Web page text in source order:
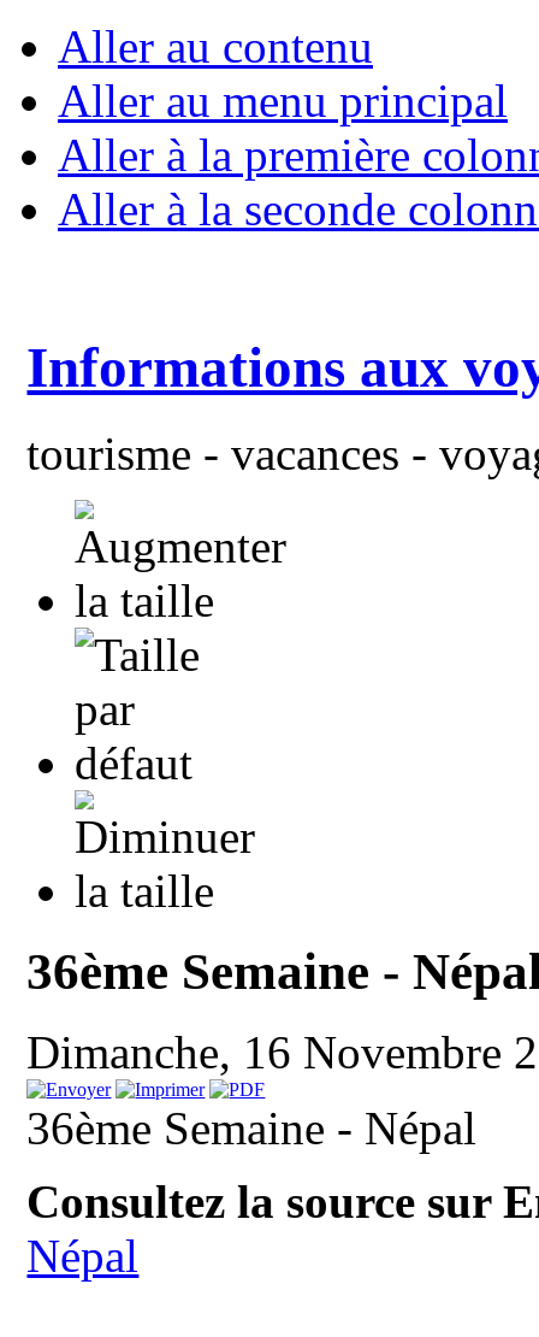
Aller au contenu
Aller au menu principal
Aller à la première
Aller à la seconde
Informations aux
tourisme - vacances -
36ème Semaine -
Dimanche, 16 Novembre
36ème Semaine - Népal
Consultez la source sur
Népal